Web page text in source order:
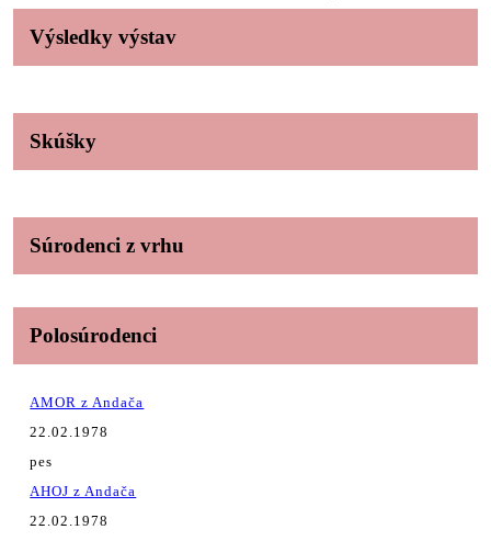
Výsledky výstav
Skúšky
Súrodenci z vrhu
Polosúrodenci
AMOR z Andača
22.02.1978
pes
AHOJ z Andača
22.02.1978